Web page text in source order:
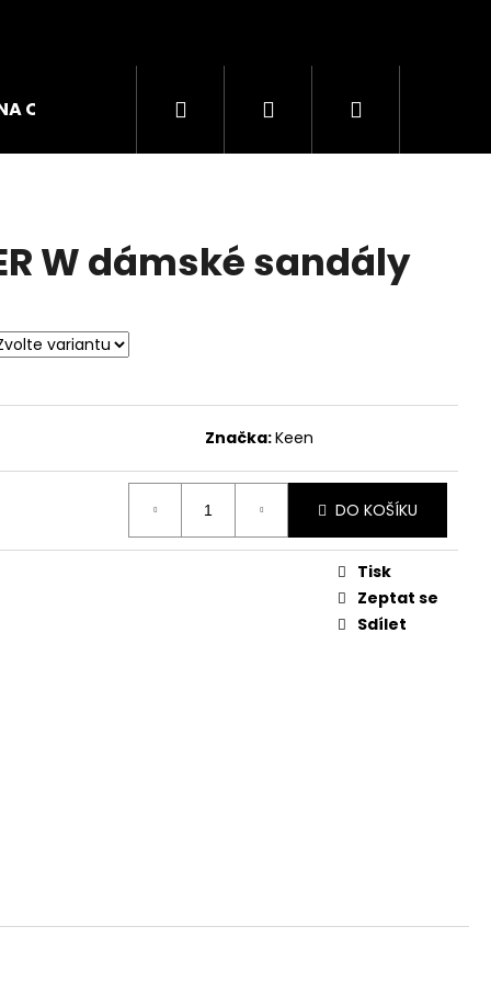
OBUVI ZNAČKYHledat PřihlášeníNákupní
W dámské sandály
Značka:Keen
DO KOŠÍKU
Tisk
Zeptat se
Sdílet
W DÁMSKÉ TRIKO